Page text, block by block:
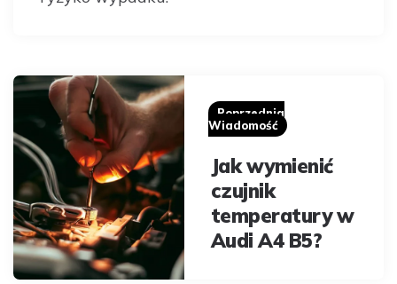
Post
navigation
Poprzednia
Wiadomość
Jak wymienić
czujnik
temperatury w
Audi A4 B5?